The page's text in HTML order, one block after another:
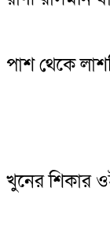
পাশ থেকে
খুনের শিকার